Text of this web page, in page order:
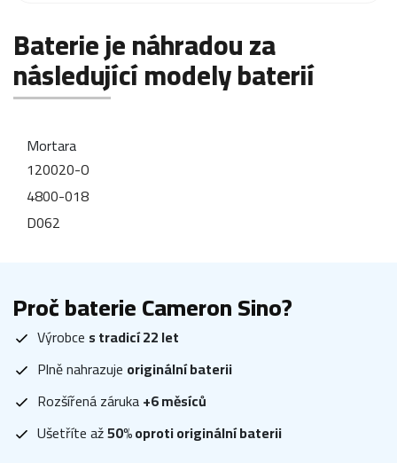
Baterie je náhradou za
následující modely baterií
Mortara
120020-O
4800-018
D062
Proč baterie Cameron Sino?
Výrobce s tradicí 22 let
Plně nahrazuje originální baterii
Rozšířená záruka+6 měsíců
Ušetříte až50% oproti originální baterii